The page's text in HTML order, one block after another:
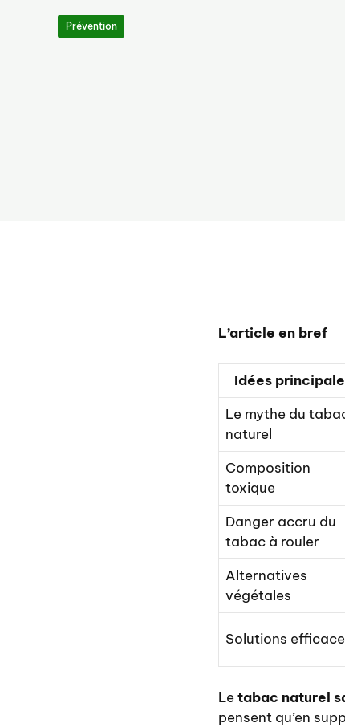
Prévention
L’article en bref
Idées
Le mythe du
naturel
Composition
toxique
Danger accru du
tabac à rouler
Alternatives
végétales
Solutions
Letabac naturel
pensent qu’en